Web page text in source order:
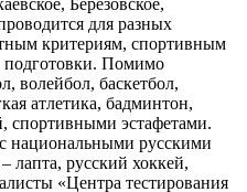
для разных
критериям, спортивным
подготовки. Помимо
волейбол, баскетбол,
атлетика, бадминтон,
спортивными эстафетами.
национальными русскими
лапта, русский хоккей,
«Центра тестирования